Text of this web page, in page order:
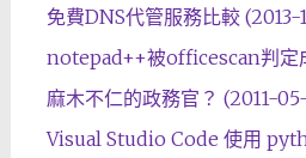
免費DNS代管服務比較 (2013-
notepad++被officescan判定
麻木不仁的政務官？ (2011-
Visual Studio Code 使用